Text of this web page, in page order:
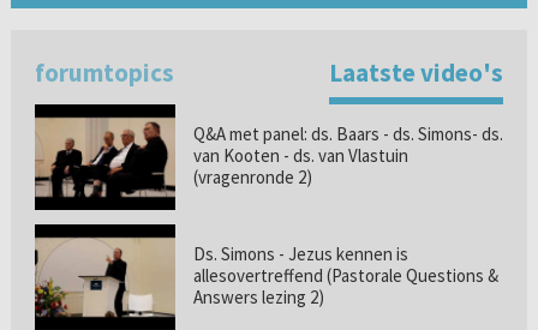
forumtopics Laatste video's
Q&A met panel: ds. Baars - ds. Simons- ds.
van Kooten - ds. van Vlastuin
(vragenronde 2)
Ds. Simons - Jezus kennen is
allesovertreffend (Pastorale Questions &
Answers lezing 2)